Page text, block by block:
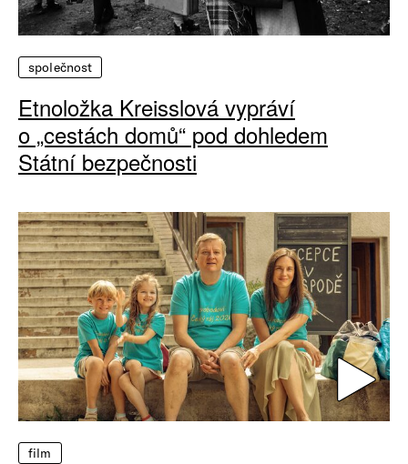
společnost
Etnoložka Kreisslová vypráví
o „cestách domů“ pod dohledem
Státní bezpečnosti
film